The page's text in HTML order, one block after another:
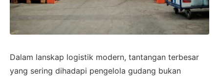
Dalam lanskap logistik modern, tantangan terbesar
yang sering dihadapi pengelola gudang bukan